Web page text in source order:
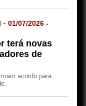
-01/07/2026 -
terá novas
de
acordo para